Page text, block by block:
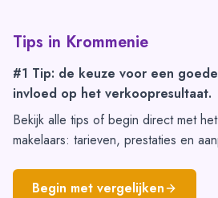
Tips in Krommenie
#1 Tip: de keuze voor een
invloed op het verkoopresultaat.
Bekijk alle tips of begin direct met
makelaars: tarieven, prestaties en
Begin met vergelijken